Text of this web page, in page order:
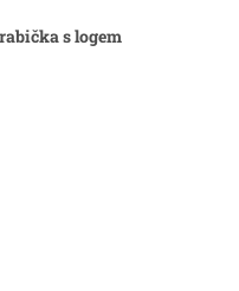
s logem